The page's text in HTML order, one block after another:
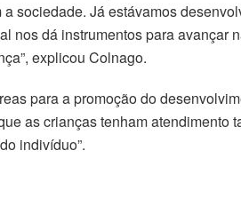
sociedade. Já estávamos
dá instrumentos para avançar
explicou Colnago.
para a promoção do
as crianças tenham atendimento
indivíduo”.